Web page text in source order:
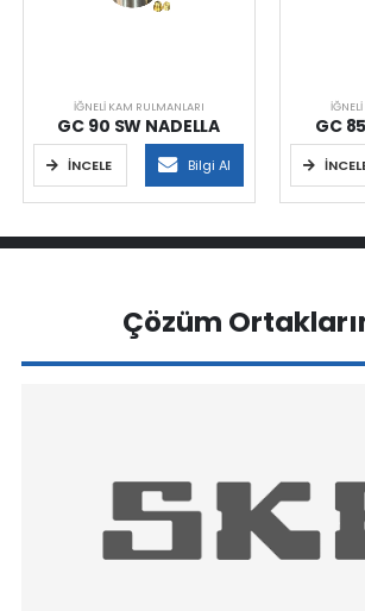
İĞNELI KAM RULMANLARI
GC 90 SW NADELLA
İNCELE Bilgi Al
GC
Çözüm